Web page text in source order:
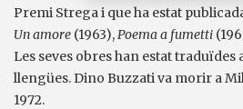
Premi Strega i que ha estat
Un amore (1963),Poema a fumetti
Les seves obres han estat traduïdes
llengües. Dino Buzzati va morir a
1972.